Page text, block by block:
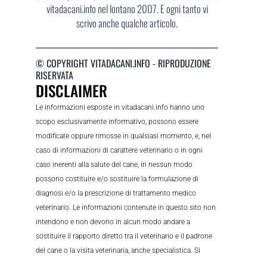
vitadacani.info nel lontano 2007. E ogni tanto vi
scrivo anche qualche articolo.
© COPYRIGHT VITADACANI.INFO - RIPRODUZIONE
RISERVATA
DISCLAIMER
Le informazioni esposte in vitadacani.info hanno uno
scopo esclusivamente informativo, possono essere
modificate oppure rimosse in qualsiasi momento, e, nel
caso di informazioni di carattere veterinario o in ogni
caso inerenti alla salute del cane, in nessun modo
possono costituire e/o sostituire la formulazione di
diagnosi e/o la prescrizione di trattamento medico
veterinario. Le informazioni contenute in questo sito non
intendono e non devono in alcun modo andare a
sostituire il rapporto diretto tra il veterinario e il padrone
del cane o la visita veterinaria, anche specialistica. Si